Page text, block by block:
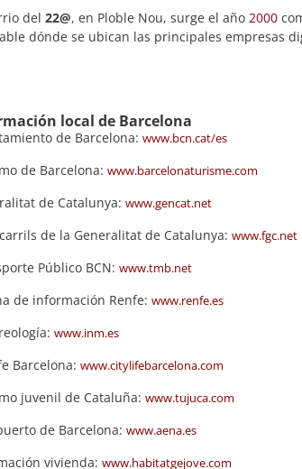
del 22@, en Ploble Nou, surge el año 2000
dónde se ubican las principales empresas
local de Barcelona
de Barcelona: www.bcn.cat/es
de Barcelona: www.barcelonaturisme.com
de Catalunya: www.gencat.net
de la Generalitat de Catalunya: www.fgc.net
Público BCN: www.tmb.net
de información Renfe: www.renfe.es
www.inm.es
Barcelona: www.citylifebarcelona.com
juvenil de Cataluña: www.tujuca.com
de Barcelona: www.aena.es
vivienda: www.habitatgejove.com